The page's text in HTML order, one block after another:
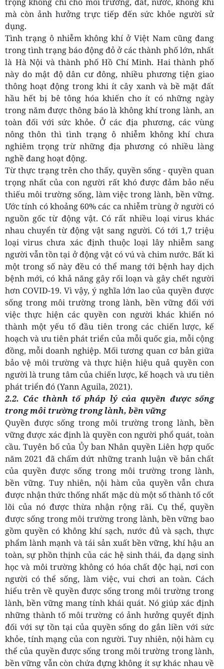
mà còn ảnh hưởng trực tiếp đến sức khỏe người sử
dụng.
Tình trạng ô nhiễm không khí ở Việt Nam cũng đang
trong tình trạng báo động đỏ ở các thành phố lớn, nhất
là Hà Nội và thành phố Hồ Chí Minh. Hai thành phố
này do mật độ dân cư đông, nhiều phương tiện giao
thông hoạt động trong khi ít cây xanh và bề mặt đất
hầu hết bị bê tông hóa khiến cho ít có những ngày
trong năm được thông báo là không khí trong lành, an
toàn đối với sức khỏe. Ở các địa phương, các vùng
nông thôn thì tình trạng ô nhiễm không khí chưa
nghiêm trọng trừ những địa phương có nhiều làng
nghề đang hoạt động.
Từ thực trạng trên cho thấy, quyền sống - quyền quan
trọng nhất của con người rất khó được đảm bảo nếu
thiếu môi trường sống, làm việc trong lành, bền vững.
Ước tính có khoảng 60% các ca nhiễm trùng ở người có
nguồn gốc từ động vật. Có rất nhiều loại virus khác
nhau chuyển từ động vật sang người. Có tới 1,7 triệu
loại virus chưa xác định thuộc loại lây nhiễm sang
người vẫn tồn tại ở động vật có vú và chim nước. Bất kì
một trong số này đều có thể mang tới bệnh hay dịch
bệnh mới, có khả năng gây rối loạn và gây chết người
hơn COVID-19. Vì vậy, ý nghĩa lớn lao của quyền được
sống trong môi trường trong lành, bền vững đối với
việc thực hiện các quyền con người khác khiến nó
thành một yếu tố đầu tiên trong các chiến lược, kế
hoạch và ưu tiên phát triển của mỗi quốc gia, mỗi cộng
đồng, mỗi doanh nghiệp. Mối tương quan cơ bản giữa
bảo vệ môi trường và thực hiện hiệu quả quyền con
người là trung tâm của chiến lược, kế hoạch và ưu tiên
phát triển đó (Yann Aguila, 2021).
2.2. Các thành tố pháp lý của quyền được sống
trong môi trường trong lành, bền vững
Quyền được sống trong môi trường trong lành, bền
vững được xác định là quyền con người phổ quát, toàn
cầu. Tuyên bố của Ủy ban Nhân quyền Liên hợp quốc
năm 2021 đã chấm dứt những tranh luận về bản chất
của quyền được sống trong môi trường trong lành,
bền vững. Tuy nhiên, nội hàm của quyền vẫn chưa
được nhận thức thống nhất mặc dù một số thành tố cốt
lõi của nó được thừa nhận rộng rãi. Cụ thể, quyền
được sống trong môi trường trong lành, bền vững bao
gồm quyền có không khí sạch, nước đủ và sạch, thực
phẩm lành mạnh và tái sản xuất bền vững, khí hậu an
toàn, sự phồn thịnh của các hệ sinh thái, đa dạng sinh
học và môi trường không có hóa chất độc hại, nơi con
người có thể sống, làm việc, vui chơi an toàn. Cách
hiểu trên về quyền được sống trong môi trường trong
lành, bền vững mang tính khái quát. Nó giúp xác định
những thành tố môi trường có ảnh hưởng quyết định
đối với sự tồn tại của quyền sống do gắn liền với sức
khỏe, tính mạng của con người. Tuy nhiên, nội hàm cụ
thể của quyền được sống trong môi trường trong lành,
bền vững vẫn còn chứa đựng không ít sự khác nhau về